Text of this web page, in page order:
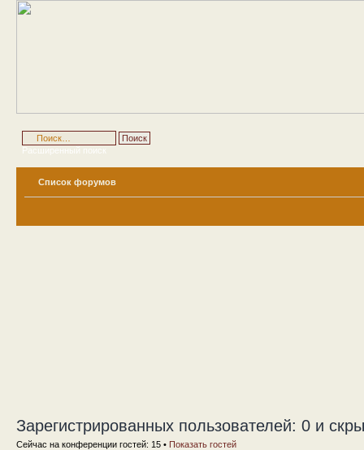
Расширенный поиск
Список форумов
Зарегистрированных пользователей: 0 и
Сейчас на конференции гостей: 15 • Показать гостей